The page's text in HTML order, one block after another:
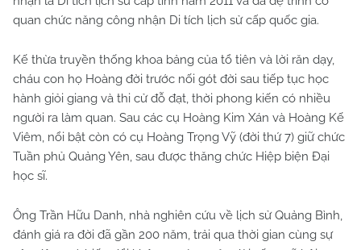
quan chức năng công nhận Di tích lịch sử cấp quốc gia.
Kế thừa truyền thống khoa bảng của tổ tiên và lời răn dạy,
cháu con họ Hoàng đời trước nối gót đời sau tiếp tục học
hành giỏi giang và thi cử đỗ đạt, thời phong kiến có nhiều
người ra làm quan. Sau các cụ Hoàng Kim Xán và Hoàng Kế
Viêm, nổi bật còn có cụ Hoàng Trọng Vỹ (đời thứ 7) giữ chức
Tuần phủ Quảng Yên, sau được thăng chức Hiệp biện Đại
học sĩ.
Ông Trần Hữu Danh, nhà nghiên cứu về lịch sử Quảng Bình,
đánh giá ra đời đã gần 200 năm, trải qua thời gian cùng sự